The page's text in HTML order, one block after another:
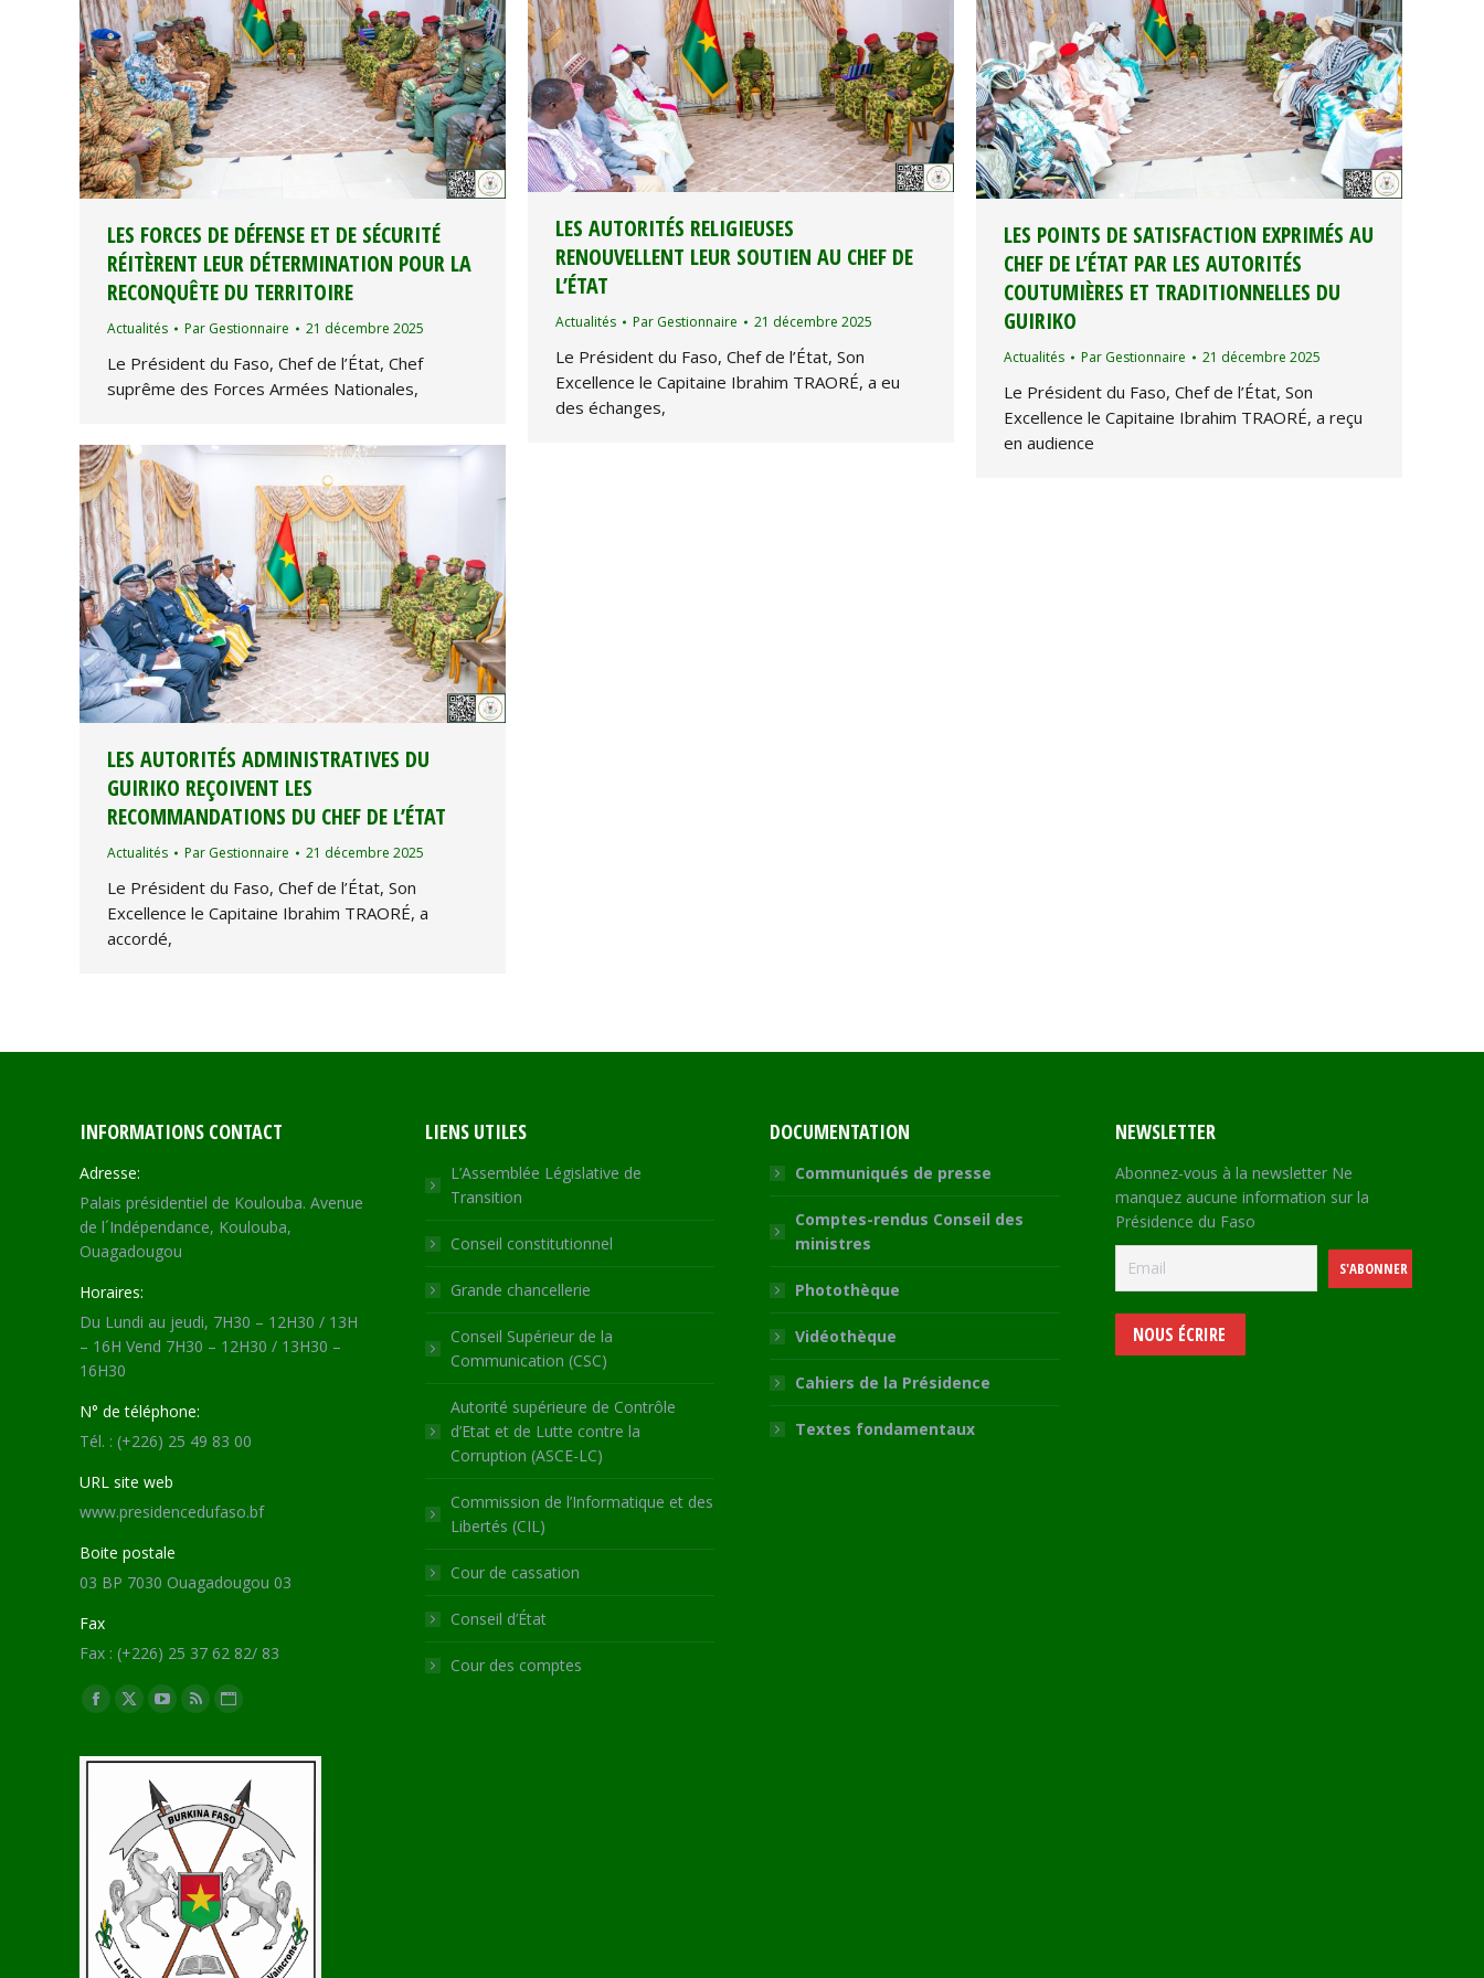
LES FORCES DE DÉFENSE ET DE SÉCURITÉ
RÉITÈRENT LEUR DÉTERMINATION POUR LA
RECONQUÊTE DU TERRITOIRE
Actualités Par Gestionnaire 21 décembre 2025
Le Président du Faso, Chef de l’État, Chef
suprême des Forces Armées Nationales,
‎LES AUTORITÉS RELIGIEUSES
RENOUVELLENT LEUR SOUTIEN AU CHEF DE
L’ÉTAT
Actualités Par Gestionnaire 21 décembre 2025
Le Président du Faso, Chef de l’État, Son
Excellence le Capitaine Ibrahim TRAORÉ, a eu
des échanges,
LES POINTS DE SATISFACTION EXPRIMÉS AU
CHEF DE L’ÉTAT PAR LES AUTORITÉS
COUTUMIÈRES ET TRADITIONNELLES DU
GUIRIKO
Actualités Par Gestionnaire 21 décembre 2025
Le Président du Faso, Chef de l’État, Son
Excellence le Capitaine Ibrahim TRAORÉ, a reçu
en audience
‎LES AUTORITÉS ADMINISTRATIVES DU
GUIRIKO REÇOIVENT LES
RECOMMANDATIONS DU CHEF DE L’ÉTAT
Actualités Par Gestionnaire 21 décembre 2025
Le Président du Faso, Chef de l’État, Son
Excellence le Capitaine Ibrahim TRAORÉ, a
accordé,
INFORMATIONS CONTACT
Adresse:
Palais présidentiel de Koulouba. Avenue
de l´Indépendance, Koulouba,
Ouagadougou
Horaires:
Du Lundi au jeudi, 7H30 – 12H30 / 13H
– 16H Vend 7H30 – 12H30 / 13H30 –
16H30
N° de téléphone:
Tél. : (+226) 25 49 83 00
URL site web
www.presidencedufaso.bf
Boite postale
03 BP 7030 Ouagadougou 03
Fax
Fax : (+226) 25 37 62 82/ 83
Trouvez nous sur :
Facebook
opens
window
X
opens
new
window
YouTube
opens
in
new
window
RSS
opens
new
window
Site
page
opens
in
new
window
LIENS UTILES
L’Assemblée Législative de
Transition
Conseil constitutionnel
Grande chancellerie
Conseil Supérieur de la
Communication (CSC)
Autorité supérieure de Contrôle
d’Etat et de Lutte contre la
Corruption (ASCE-LC)
Commission de l’Informatique et des
Libertés (CIL)
Cour de cassation
Conseil d’État
Cour des comptes
DOCUMENTATION
Communiqués de presse
Comptes-rendus Conseil des
ministres
Photothèque
Vidéothèque
Cahiers de la Présidence
Textes fondamentaux
NEWSLETTER
Abonnez-vous à la newsletter Ne
manquez aucune information sur la
Présidence du Faso
NOUS ÉCRIRE